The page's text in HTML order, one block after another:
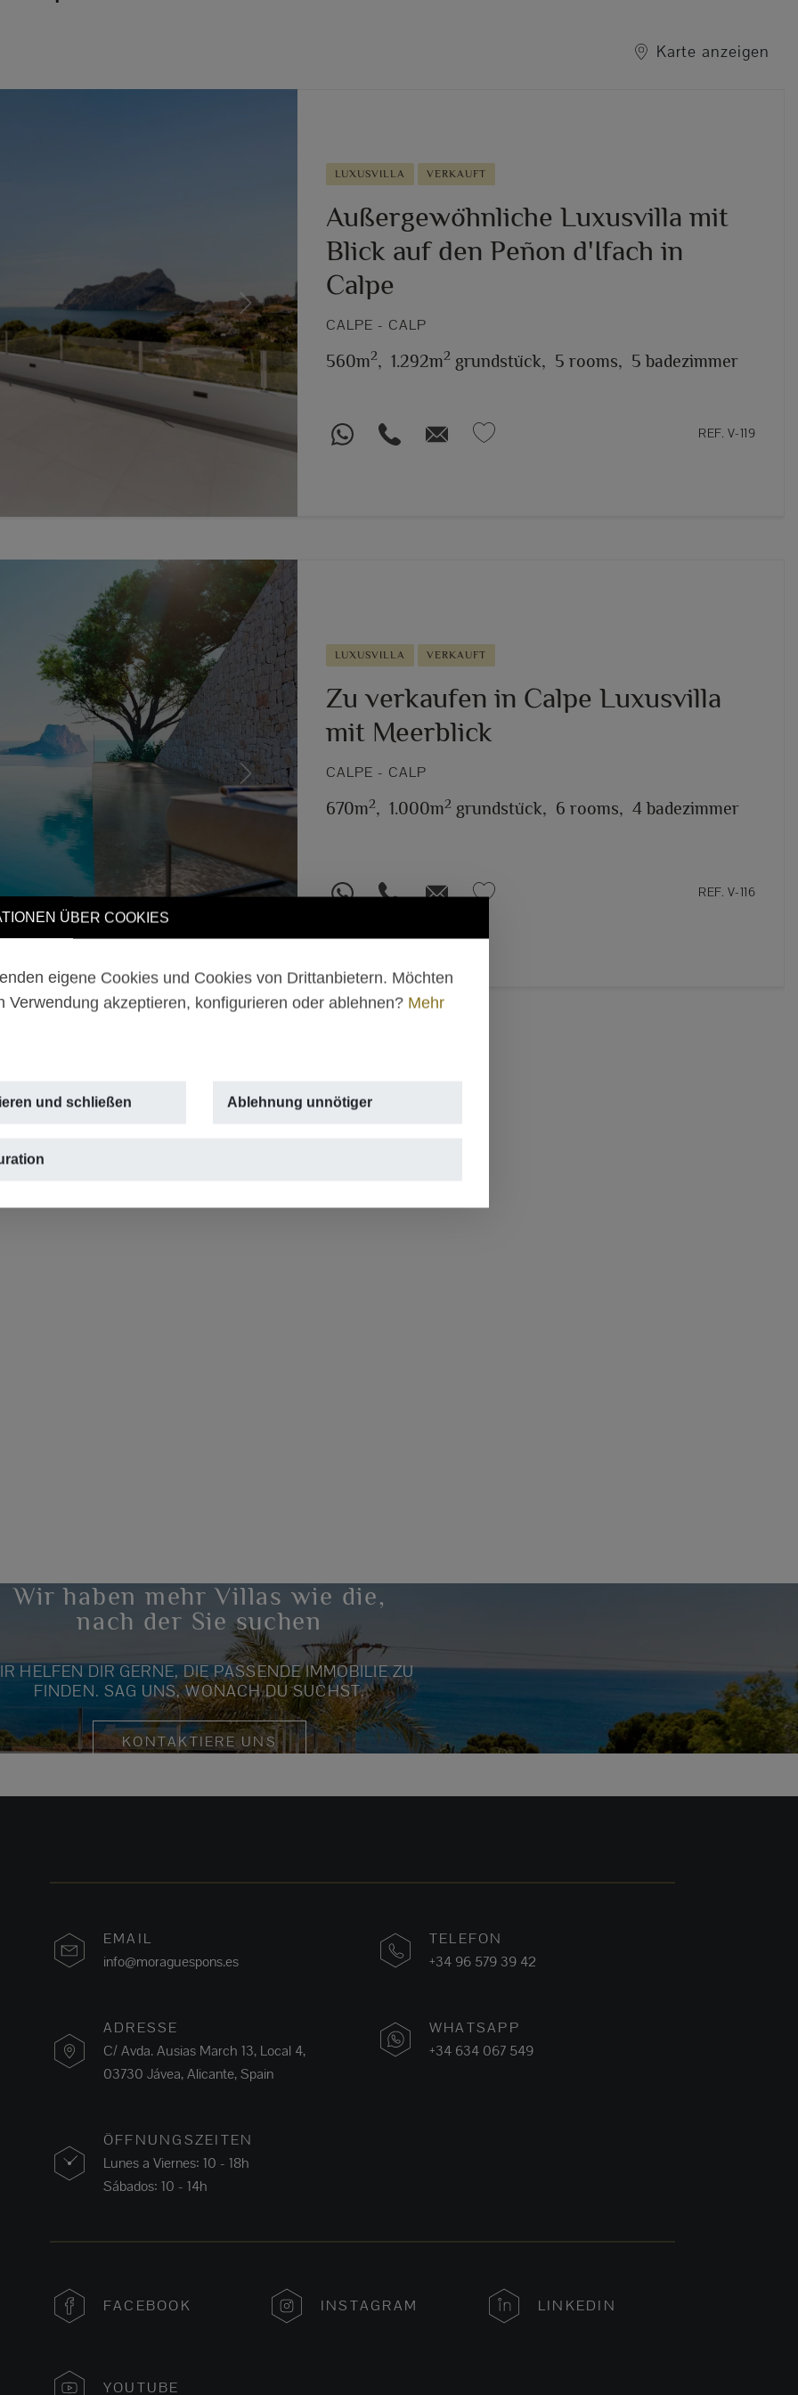
ÜBER COOKIES
eigene Cookies und Cookies von Drittanbietern. Möchten
Verwendung akzeptieren, konfigurieren oder ablehnen? Mehr
und schließen Ablehnung unnötiger
Karte anzeigen
Next
LUXUSVILLA VERKAUFT
Außergewöhnliche Luxusvilla mit
Blick auf den Peñon d'Ifach in
Calpe
CALPE - CALP
560m2, 1.292m2 grundstück, 5 rooms, 5 badezimmer
REF. V-119
Next
LUXUSVILLA VERKAUFT
Zu verkaufen in Calpe Luxusvilla
mit Meerblick
CALPE - CALP
670m2, 1.000m2 grundstück, 6 rooms, 4 badezimmer
REF. V-116
Wir haben mehr Villas wie die,
nach der Sie suchen
HELFEN DIR GERNE, DIE PASSENDE IMMOBILIE ZU
FINDEN. SAG UNS, WONACH DU SUCHST.
KONTAKTIERE UNS
EMAIL
info@moraguespons.es
ADRESSE
C/ Avda. Ausias March 13, Local 4,
03730 Jávea, Alicante, Spain
ÖFFNUNGSZEITEN
Lunes a Viernes: 10 - 18h
Sábados: 10 - 14h
TELEFON
+34 96 579 39 42
WHATSAPP
+34 634 067 549
FACEBOOK INSTAGRAM LINKEDIN
YOUTUBE